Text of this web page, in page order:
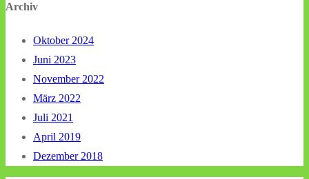
Archiv
Oktober 2024
Juni 2023
November 2022
März 2022
Juli 2021
April 2019
Dezember 2018